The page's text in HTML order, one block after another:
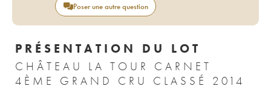
Poser une autre question
PRÉSENTATION DU LOT
CHÂTEAU LA TOUR CARNET
4ÈME GRAND CRU CLASSÉ 2014